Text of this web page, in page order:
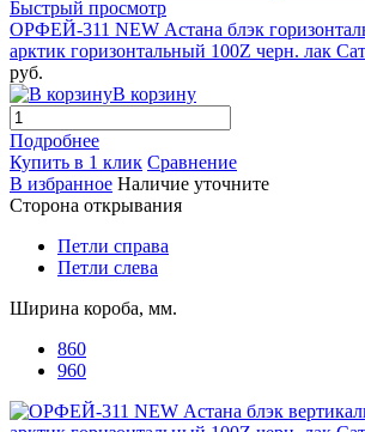
Быстрый просмотр
ОРФЕЙ-311 NEW Астана блэк
арктик горизонтальный 100Z черн. лак
руб.
В корзину
Подробнее
Купить в 1 клик Сравнение
В избранное Наличие уточните
Сторона открывания
Петли справа
Петли слева
Ширина короба, мм.
860
960